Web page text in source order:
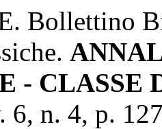
Bollettino
-
6, n. 4, p.